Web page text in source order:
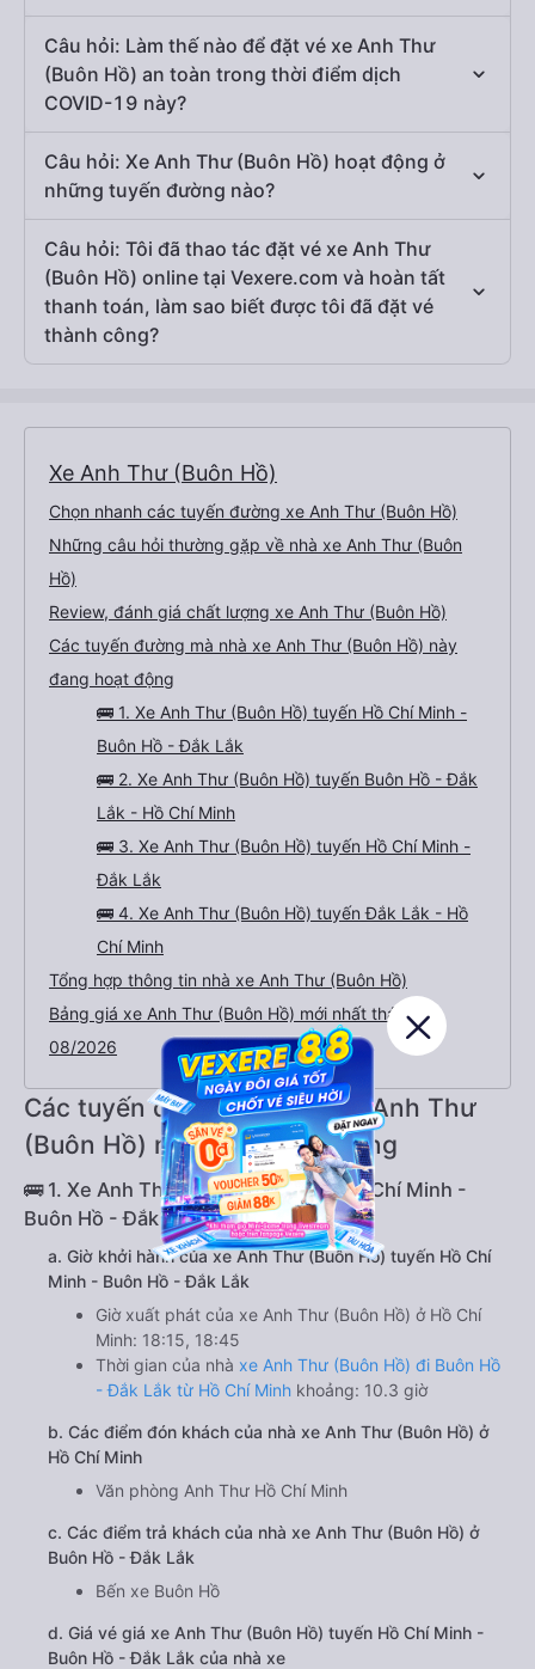
Câu hỏi: Làm thế nào để đặt vé xe Anh Thư
(Buôn Hồ) an toàn trong thời điểm dịch
COVID-19 này?
Câu hỏi: Xe Anh Thư (Buôn Hồ) hoạt động ở
những tuyến đường nào?
Câu hỏi: Tôi đã thao tác đặt vé xe Anh Thư
(Buôn Hồ) online tại Vexere.com và hoàn tất
thanh toán, làm sao biết được tôi đã đặt vé
thành công?
Xe Anh Thư (Buôn Hồ)
Chọn nhanh các tuyến đường xe Anh Thư (Buôn Hồ)
Những câu hỏi thường gặp về nhà xe Anh Thư (Buôn
Hồ)
Review, đánh giá chất lượng xe Anh Thư (Buôn Hồ)
Các tuyến đường mà nhà xe Anh Thư (Buôn Hồ) này
đang hoạt động
🚌 1. Xe Anh Thư (Buôn Hồ) tuyến Hồ Chí Minh -
Buôn Hồ - Đắk Lắk
🚌 2. Xe Anh Thư (Buôn Hồ) tuyến Buôn Hồ - Đắk
Lắk - Hồ Chí Minh
🚌 3. Xe Anh Thư (Buôn Hồ) tuyến Hồ Chí Minh -
Đắk Lắk
🚌 4. Xe Anh Thư (Buôn Hồ) tuyến Đắk Lắk - Hồ
Chí Minh
Tổng hợp thông tin nhà xe Anh Thư (Buôn Hồ)
Bảng giá xe Anh Thư (Buôn Hồ) mới nhất tháng
08/2026
Các tuyến đường mà nhà xe Anh Thư
(Buôn Hồ) này đang hoạt động
🚌 1. Xe Anh Thư (Buôn Hồ) tuyến Hồ Chí Minh -
Buôn Hồ - Đắk Lắk
a. Giờ khởi hành của xe Anh Thư (Buôn Hồ) tuyến Hồ Chí
Minh - Buôn Hồ - Đắk Lắk
Giờ xuất phát của xe Anh Thư (Buôn Hồ) ở Hồ Chí
Minh: 18:15, 18:45
Thời gian của nhà xe Anh Thư (Buôn Hồ) đi Buôn Hồ
- Đắk Lắk từ Hồ Chí Minh khoảng: 10.3 giờ
b. Các điểm đón khách của nhà xe Anh Thư (Buôn Hồ) ở
Hồ Chí Minh
Văn phòng Anh Thư Hồ Chí Minh
c. Các điểm trả khách của nhà xe Anh Thư (Buôn Hồ) ở
Buôn Hồ - Đắk Lắk
Bến xe Buôn Hồ
d. Giá vé giá xe Anh Thư (Buôn Hồ) tuyến Hồ Chí Minh -
Buôn Hồ - Đắk Lắk của nhà xe